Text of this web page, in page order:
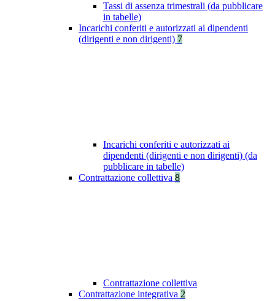
Tassi di assenza trimestrali (da pubblicare
in tabelle)
Incarichi conferiti e autorizzati ai dipendenti
(dirigenti e non dirigenti) 7
Incarichi conferiti e autorizzati ai
dipendenti (dirigenti e non dirigenti) (da
pubblicare in tabelle)
Contrattazione collettiva 8
Contrattazione collettiva
Contrattazione integrativa 2